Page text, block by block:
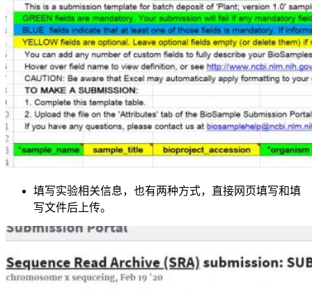
填写实验相关信息，也有两种方式，直接网页填写和填
写文件后上传。